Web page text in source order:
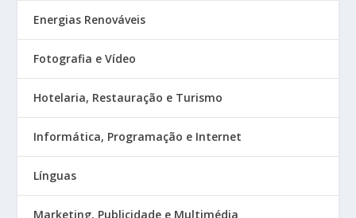
Energias Renováveis
Fotografia e Vídeo
Hotelaria, Restauração e Turismo
Informática, Programação e Internet
Línguas
Marketing, Publicidade e Multimédia